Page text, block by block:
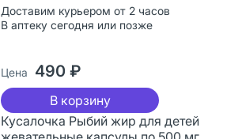
Доставим курьером от 2 часов
В аптеку сегодня или позже
Цена 490 ₽
В корзину
Кусалочка Рыбий жир для детей